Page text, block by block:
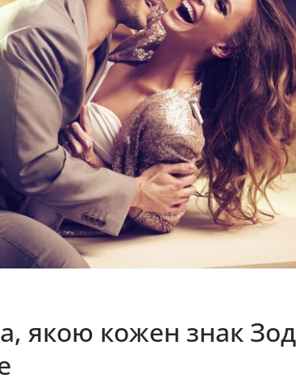
якою кожен знак